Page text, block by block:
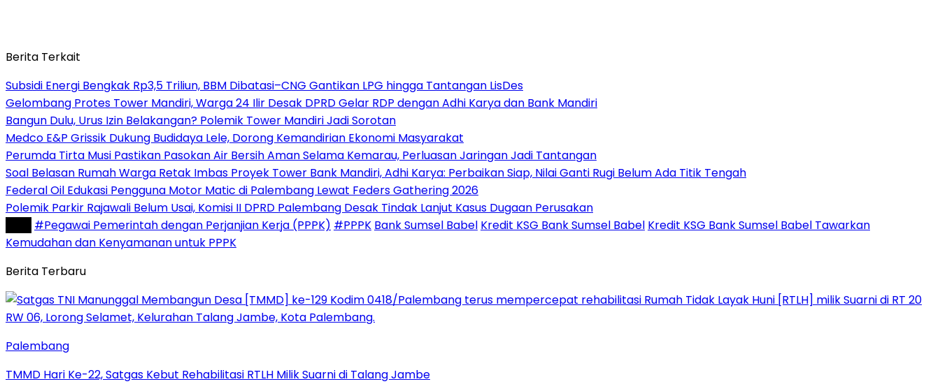
Berita Terkait
Subsidi Energi Bengkak Rp3,5 Triliun, BBM Dibatasi–CNG Gantikan LPG hingga Tantangan LisDes
Gelombang Protes Tower Mandiri, Warga 24 Ilir Desak DPRD Gelar RDP dengan Adhi Karya dan Bank Mandiri
Bangun Dulu, Urus Izin Belakangan? Polemik Tower Mandiri Jadi Sorotan
Medco E&P Grissik Dukung Budidaya Lele, Dorong Kemandirian Ekonomi Masyarakat
Perumda Tirta Musi Pastikan Pasokan Air Bersih Aman Selama Kemarau, Perluasan Jaringan Jadi Tantangan
Soal Belasan Rumah Warga Retak Imbas Proyek Tower Bank Mandiri, Adhi Karya: Perbaikan Siap, Nilai Ganti Rugi Belum Ada Titik Tengah
Federal Oil Edukasi Pengguna Motor Matic di Palembang Lewat Feders Gathering 2026
Polemik Parkir Rajawali Belum Usai, Komisi II DPRD Palembang Desak Tindak Lanjut Kasus Dugaan Perusakan
#Pegawai Pemerintah dengan Perjanjian Kerja (PPPK) #PPPK Bank Sumsel Babel Kredit KSG Bank Sumsel Babel Kredit KSG Bank Sumsel Babel Tawarkan
Kemudahan dan Kenyamanan untuk PPPK
Berita Terbaru
Palembang
TMMD Hari Ke-22, Satgas Kebut Rehabilitasi RTLH Milik Suarni di Talang Jambe